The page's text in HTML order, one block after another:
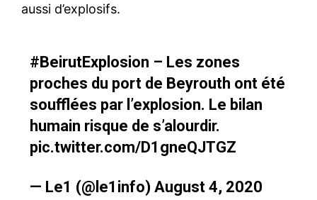
aussi d’explosifs.
#BeirutExplosion – Les zones
proches du port de Beyrouth ont été
soufflées par l’explosion. Le bilan
humain risque de s’alourdir.
pic.twitter.com/D1gneQJTGZ
— Le1 (@le1info) August 4, 2020